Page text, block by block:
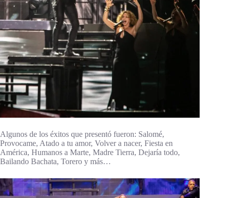
Algunos de los éxitos que presentó fueron: Salomé,
Provocame, Atado a tu amor, Volver a nacer, Fiesta en
América, Humanos a Marte, Madre Tierra, Dejaría todo,
Bailando Bachata, Torero y más…